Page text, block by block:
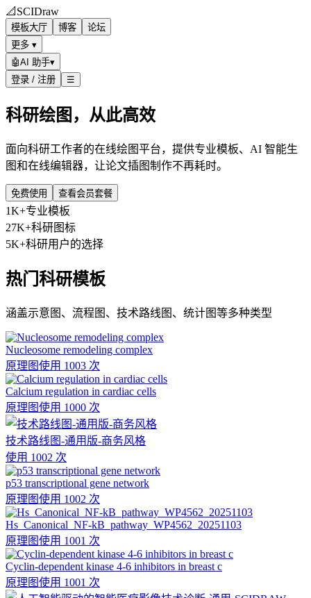
📐 SCIDraw
模板大厅 博客
论坛
更多 ▾
🤖AI 助手▾
登录 / 注册
☰
科研绘图，从此高效
面向科研工作者的在线绘图平台，提供专业模板、AI 智能生
图和在线编辑器，让论文插图制作不再耗时。
免费使用 查看会员套餐
1K+专业模板
27K+科研图标
5K+科研用户的选择
热门科研模板
涵盖示意图、流程图、技术路线图、统计图等多种类型
Nucleosome remodeling complex
原理图使用 1003 次
Calcium regulation in cardiac cells
原理图使用 1000 次
技术路线图-通用版-商务风格
使用 1002 次
p53 transcriptional gene network
原理图使用 1002 次
Hs_Canonical_NF-kB_pathway_WP4562_20251103
原理图使用 1001 次
Cyclin-dependent kinase 4-6 inhibitors in breast c
原理图使用 1001 次